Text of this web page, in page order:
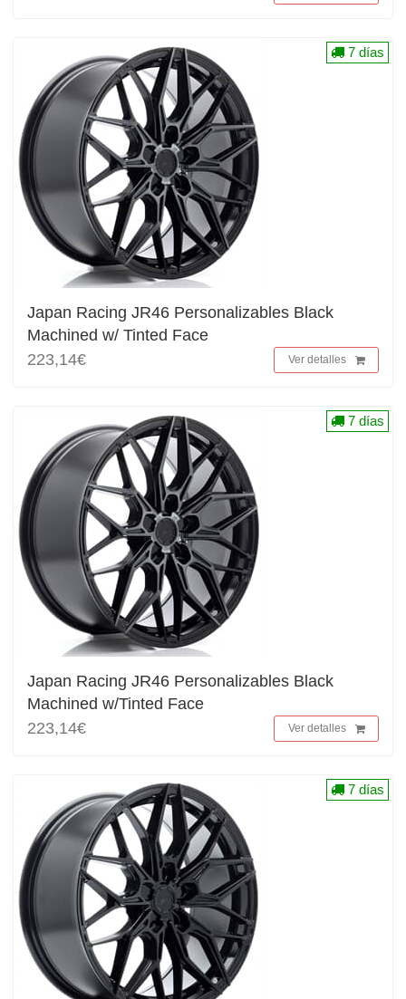
Japan Racing JR46 Personalizables Black
Machined w/ Tinted Face
223,14€
Ver detalles
7 días
Japan Racing JR46 Personalizables Black
Machined w/Tinted Face
223,14€
Ver detalles
7 días
7 días